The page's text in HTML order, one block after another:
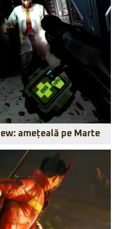
amețeală pe Marte